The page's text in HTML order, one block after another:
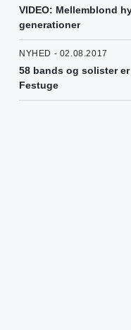
VIDEO: Mellemblond
generationer
NYHED - 02.08.2017
58 bands og solister
Festuge